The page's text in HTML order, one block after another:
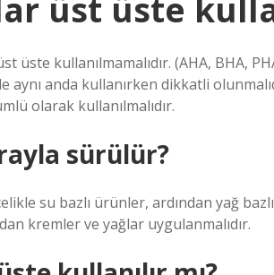
üst üste
üste kullanılmamalıdır. (AHA, BHA,
anda kullanırken dikkatli
olarak kullanılmalıdır.
sürülür?
su bazlı ürünler, ardından yağ
kremler ve yağlar uygulanmalıdır.